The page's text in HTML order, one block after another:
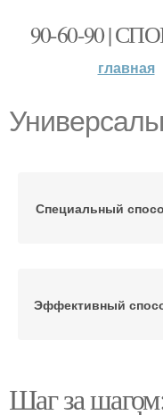
90-60-90 |
главная
Специальный
Эффективный
Шаг за